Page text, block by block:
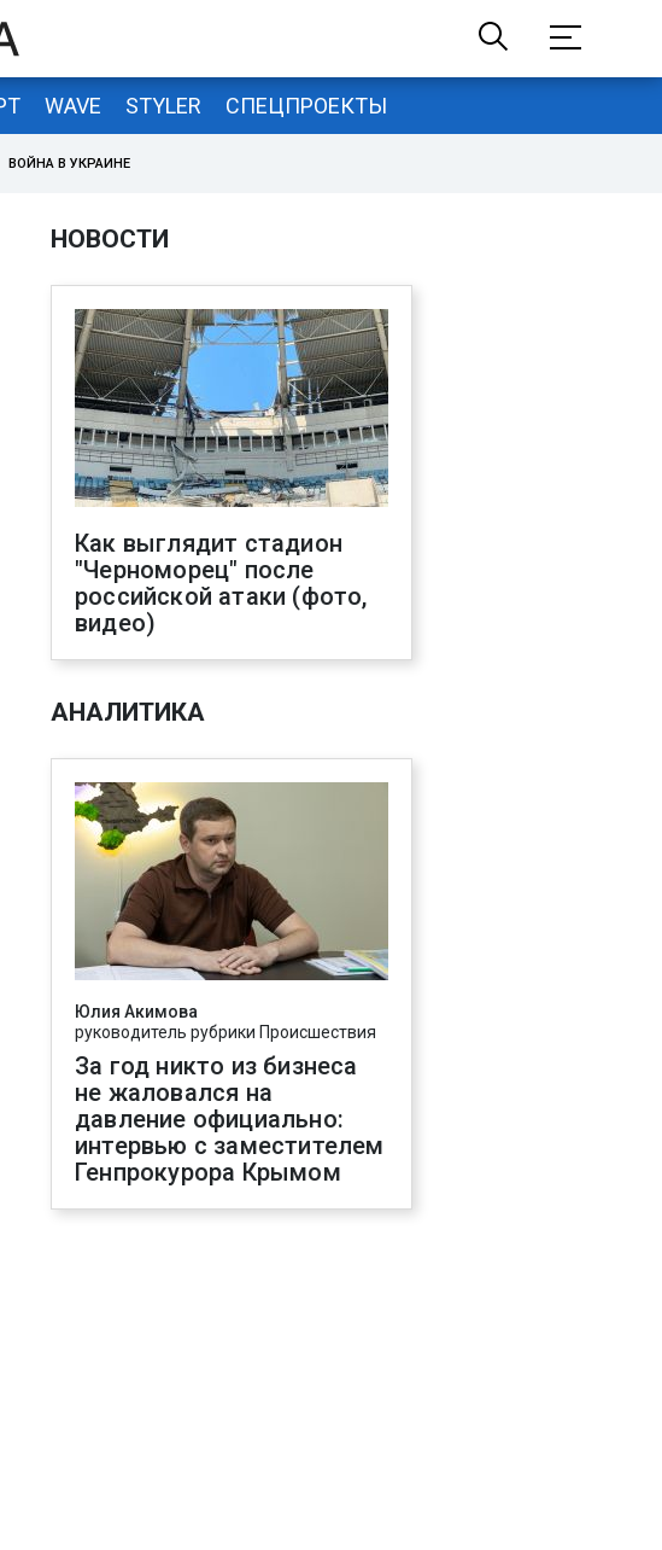
WAVE STYLER СПЕЦПРОЕКТЫ
ВОЙНА В УКРАИНЕ
НОВОСТИ
Как выглядит стадион
"Черноморец" после
российской атаки (фото,
видео)
АНАЛИТИКА
Юлия Акимова
руководитель рубрики Происшествия
За год никто из бизнеса
не жаловался на
давление официально:
интервью с заместителем
Генпрокурора Крымом